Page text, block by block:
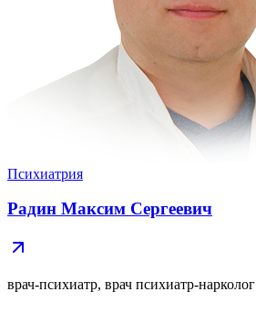
Психиатрия
Радин Максим Сергеевич
врач-психиатр, врач психиатр-нарколог